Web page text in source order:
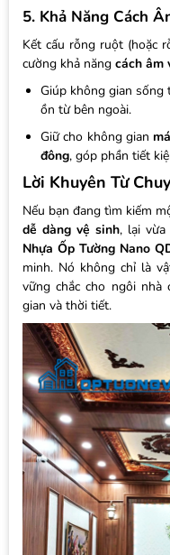
5. Khả Năng Cách
Kết cấu rỗng ruột (hoặc
cường khả năng cách âm
Giúp không gian sống
ồn từ bên ngoài.
Giữ cho không gian
đông, góp phần tiết
Lời Khuyên Từ
Nếu bạn đang tìm kiếm
dễ dàng vệ sinh, lại
Nhựa Ốp Tường Nano
minh. Nó không chỉ là
vững chắc cho ngôi
gian và thời tiết.